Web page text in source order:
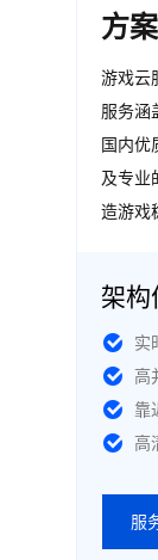
方
游戏云
服务涵
国内优
及专业
造游戏
架构
实
高
靠
高
服